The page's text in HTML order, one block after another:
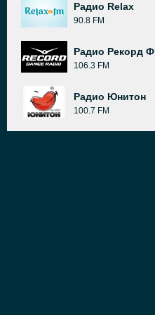
Радио Relax
90.8 FM
Радио Рекорд
106.3 FM
Радио Юнитон
100.7 FM